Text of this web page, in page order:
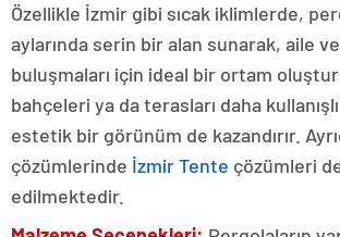
Özellikle İzmir gibi sıcak iklimlerde,
aylarında serin bir alan sunarak, aile
buluşmaları için ideal bir ortam
bahçeleri ya da terasları daha
estetik bir görünüm de kazandırır.
çözümlerinde İzmir Tente çözümleri
edilmektedir.